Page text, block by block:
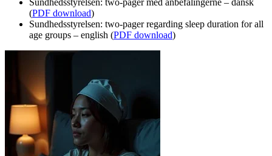
(PDF download)
Sundhedsstyrelsen: two-pager regarding sleep duration for all
age groups – english (PDF download)